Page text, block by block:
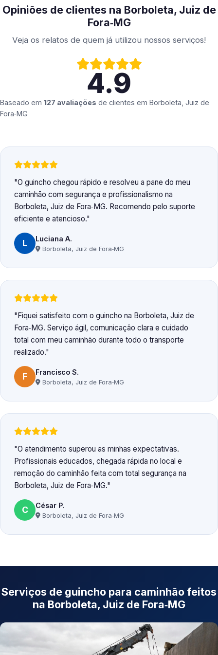
Opiniões de clientes na Borboleta, Juiz de
Fora‑MG
Veja os relatos de quem já utilizou nossos serviços!
4.9
Baseado em 127 avaliações de clientes em Borboleta, Juiz de
Fora‑MG
O guincho chegou rápido e resolveu a pane do meu
caminhão com segurança e profissionalismo na
Borboleta, Juiz de Fora‑MG. Recomendo pelo suporte
eficiente e atencioso.
L Luciana A.
Borboleta, Juiz de Fora‑MG
Fiquei satisfeito com o guincho na Borboleta, Juiz de
Fora‑MG. Serviço ágil, comunicação clara e cuidado
total com meu caminhão durante todo o transporte
realizado.
F Francisco S.
Borboleta, Juiz de Fora‑MG
O atendimento superou as minhas expectativas.
Profissionais educados, chegada rápida no local e
remoção do caminhão feita com total segurança na
Borboleta, Juiz de Fora‑MG.
C César P.
Borboleta, Juiz de Fora‑MG
Serviços de guincho para caminhão feitos
na Borboleta, Juiz de Fora‑MG